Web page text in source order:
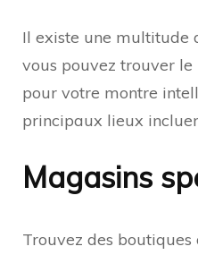
Il existe une multitude
vous pouvez trouver
pour votre montre
principaux lieux
Magasins
Trouvez des boutiques